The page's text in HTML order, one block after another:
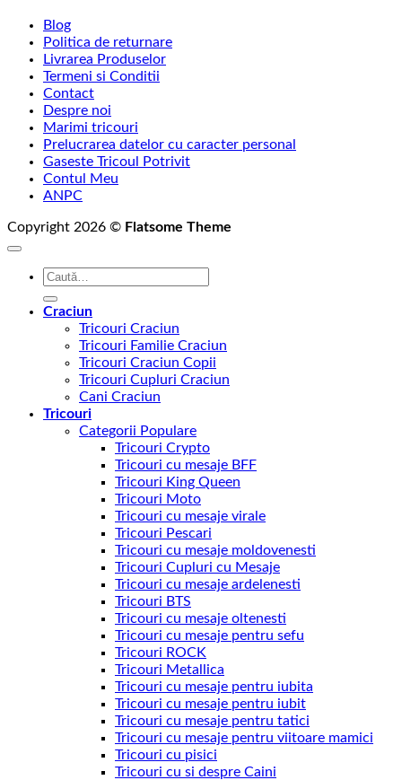
Blog
Politica de returnare
Livrarea Produselor
Termeni si Conditii
Contact
Despre noi
Marimi tricouri
Prelucrarea datelor cu caracter personal
Gaseste Tricoul Potrivit
Contul Meu
ANPC
Copyright 2026 © Flatsome Theme
Caută
Craciun
Tricouri Craciun
Tricouri Familie Craciun
Tricouri Craciun Copii
Tricouri Cupluri Craciun
Cani Craciun
Tricouri
Categorii Populare
Tricouri Crypto
Tricouri cu mesaje BFF
Tricouri King Queen
Tricouri Moto
Tricouri cu mesaje virale
Tricouri Pescari
Tricouri cu mesaje moldovenesti
Tricouri Cupluri cu Mesaje
Tricouri cu mesaje ardelenesti
Tricouri BTS
Tricouri cu mesaje oltenesti
Tricouri cu mesaje pentru sefu
Tricouri ROCK
Tricouri Metallica
Tricouri cu mesaje pentru iubita
Tricouri cu mesaje pentru iubit
Tricouri cu mesaje pentru tatici
Tricouri cu mesaje pentru viitoare mamici
Tricouri cu pisici
Tricouri cu si despre Caini